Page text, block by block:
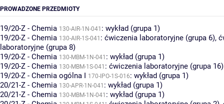
PROWADZONE PRZEDMIOTY
19/20-Z - Chemia 130-AIR-1N-041 : wykład (grupa 1)
19/20-Z - Chemia 130-AIR-1S-041 : ćwiczenia laboratoryjne (grupa 6),
laboratoryjne (grupa 8)
19/20-Z - Chemia 130-MBM-1N-041 : wykład (grupa 1)
19/20-Z - Chemia 130-MBM-1S-041 : ćwiczenia laboratoryjne (grupa 16)
19/20-Z - Chemia ogólna I 170-IPO-1S-016: wykład (grupa 1)
20/21-Z - Chemia 130-APR-1N-041 : wykład (grupa 1)
20/21-Z - Chemia 130-MBM-1N-041 : wykład (grupa 1)